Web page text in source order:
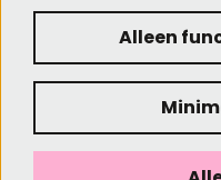
©
Alleen